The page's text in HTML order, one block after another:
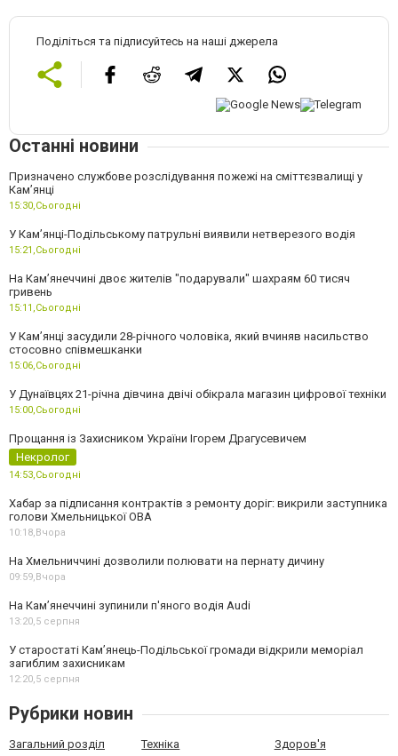
Поділіться та підписуйтесь на наші джерела
Останні новини
Призначено службове розслідування пожежі на сміттєзвалищі у
Кам’янці
15:30,Сьогодні
У Кам’янці-Подільському патрульні виявили нетверезого водія
15:21,Сьогодні
На Камʼянеччині двоє жителів "подарували" шахраям 60 тисяч
гривень
15:11,Сьогодні
У Камʼянці засудили 28-річного чоловіка, який вчиняв насильство
стосовно співмешканки
15:06,Сьогодні
У Дунаївцях 21-річна дівчина двічі обікрала магазин цифрової техніки
15:00,Сьогодні
Прощання із Захисником України Ігорем Драгусевичем
Некролог
14:53,Сьогодні
Хабар за підписання контрактів з ремонту доріг: викрили заступника
голови Хмельницької ОВА
10:18,Вчора
На Хмельниччині дозволили полювати на пернату дичину
09:59,Вчора
На Камʼянеччині зупинили п'яного водія Audi
13:20,5 серпня
У старостаті Кам’янець-Подільської громади відкрили меморіал
загиблим захисникам
12:20,5 серпня
Рубрики новин
Загальний розділ Техніка Здоров'я